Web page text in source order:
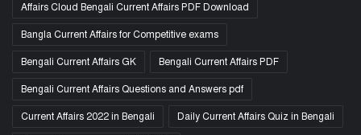
Affairs Cloud Bengali Current Affairs PDF Download
Bangla Current Affairs for Competitive exams
Bengali Current Affairs GK Bengali Current Affairs PDF
Bengali Current Affairs Questions and Answers pdf
Current Affairs 2022 in Bengali Daily Current Affairs Quiz in Bengali